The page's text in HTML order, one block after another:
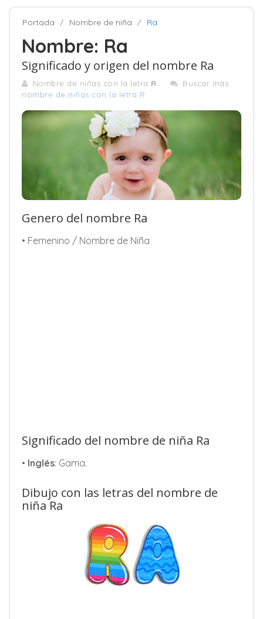
Portada Nombre de niña Ra
Nombre: Ra
Significado y origen del nombre Ra
Nombre de niñas con la letra R
Buscar más
nombre de niñas con la letra R
Genero del nombre Ra
• Femenino / Nombre de Niña
Significado del nombre de niña Ra
• Inglés: Gama.
Dibujo con las letras del nombre de
niña Ra